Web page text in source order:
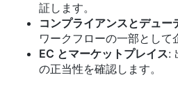
証します。
コンプライアンスとデュー
ワークフローの一部として
EC とマーケットプレイス:
の正当性を確認します。